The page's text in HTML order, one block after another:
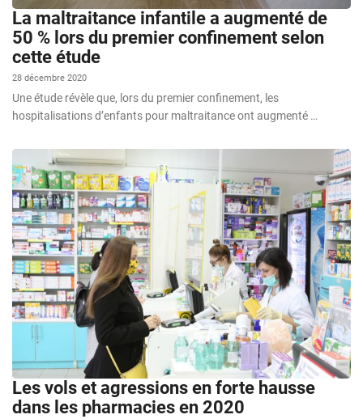
La maltraitance infantile a augmenté de
50 % lors du premier confinement selon
cette étude
28 décembre 2020
Une étude révèle que, lors du premier confinement, les
hospitalisations d’enfants pour maltraitance ont augmenté …
Les vols et agressions en forte hausse
dans les pharmacies en 2020